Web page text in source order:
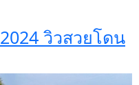
วิวสวยโดน